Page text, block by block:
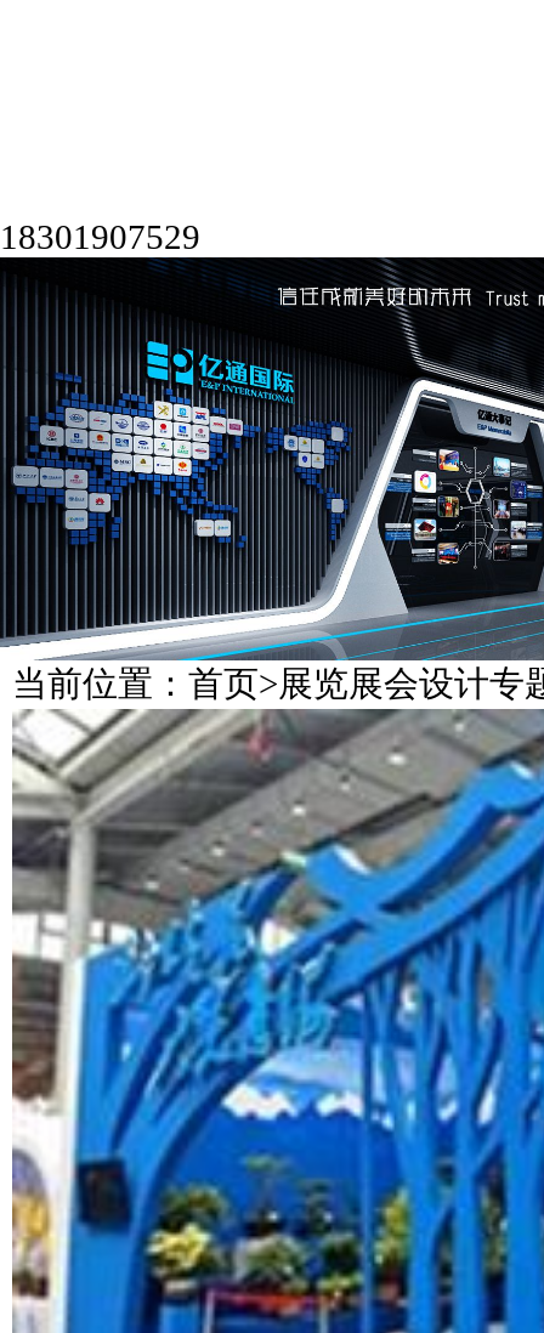
18301907529
当前位置： 首页>展览展会设计专